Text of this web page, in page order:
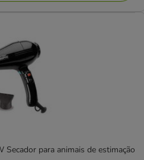
Secador para animais de estimação